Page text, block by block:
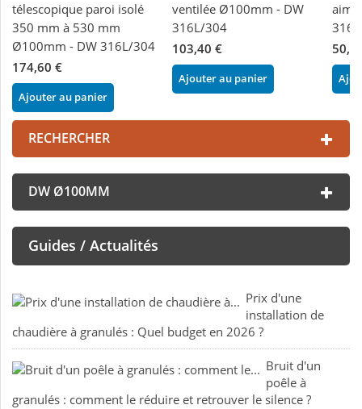
télescopique paroi isolé
350 mm à 530 mm
Ø100mm - DW 316L/304
174,60 €
Ajouter au panier
ventilée Ø100mm - DW
316L/304
103,40 €
Ajouter au panier
RECHERCHER
DW Ø100MM
Guides / Actualités
Prix d'une
installation de
chaudière à granulés : Quel budget en 2026 ?
Bruit d'un
poêle à
granulés : comment le réduire et retrouver le silence ?